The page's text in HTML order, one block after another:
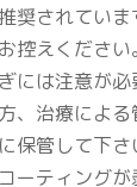
奨されてい
控えくださ
には注意が
、治療によ
保管して下
ーティング